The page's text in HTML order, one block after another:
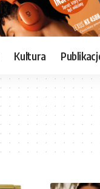
Kultura